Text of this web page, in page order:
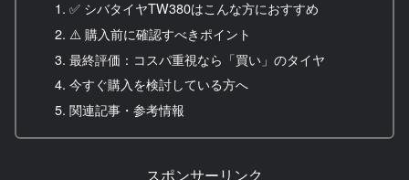
✅ シバタイヤTW380はこんな方におすすめ
⚠️ 購入前に確認すべきポイント
最終評価：コスパ重視なら「買い」のタイヤ
今すぐ購入を検討している方へ
関連記事・参考情報
スポンサーリンク